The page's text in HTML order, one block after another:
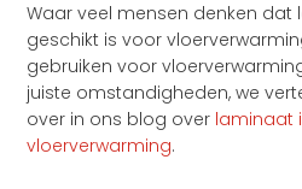
Waar veel mensen denken dat
geschikt is voor
gebruiken voor
juiste omstandigheden, we
over in ons blog over laminaat
vloerverwarming.